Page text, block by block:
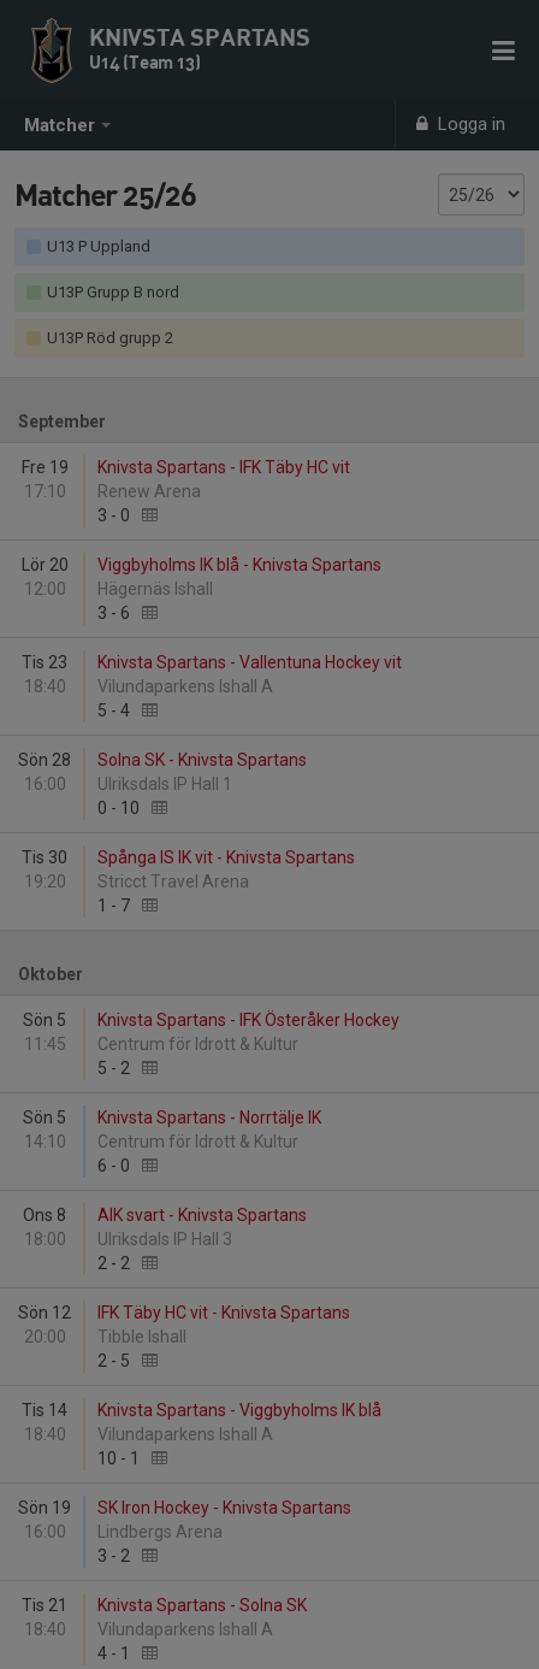
Matcher Logga in
KNIVSTA SPARTANS
U14 (Team 13)
Matcher 25/26
U13 P Uppland
U13P Grupp B nord
U13P Röd grupp 2
September
Fre 19
17:10
Knivsta Spartans - IFK Täby HC vit
Renew Arena
3 - 0
Lör 20
12:00
Viggbyholms IK blå - Knivsta Spartans
Hägernäs Ishall
3 - 6
Tis 23
18:40
Knivsta Spartans - Vallentuna Hockey vit
Vilundaparkens Ishall A
5 - 4
Sön 28
16:00
Solna SK - Knivsta Spartans
Ulriksdals IP Hall 1
0 - 10
Tis 30
19:20
Spånga IS IK vit - Knivsta Spartans
Stricct Travel Arena
1 - 7
Oktober
Sön 5
11:45
Knivsta Spartans - IFK Österåker Hockey
Centrum för Idrott & Kultur
5 - 2
Sön 5
14:10
Knivsta Spartans - Norrtälje IK
Centrum för Idrott & Kultur
6 - 0
Ons 8
18:00
AIK svart - Knivsta Spartans
Ulriksdals IP Hall 3
2 - 2
Sön 12
20:00
IFK Täby HC vit - Knivsta Spartans
Tibble Ishall
2 - 5
Tis 14
18:40
Knivsta Spartans - Viggbyholms IK blå
Vilundaparkens Ishall A
10 - 1
Sön 19
16:00
SK Iron Hockey - Knivsta Spartans
Lindbergs Arena
3 - 2
Tis 21
18:40
Knivsta Spartans - Solna SK
Vilundaparkens Ishall A
4 - 1